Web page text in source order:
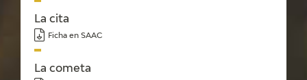
La cita
Ficha en SAAC
La cometa